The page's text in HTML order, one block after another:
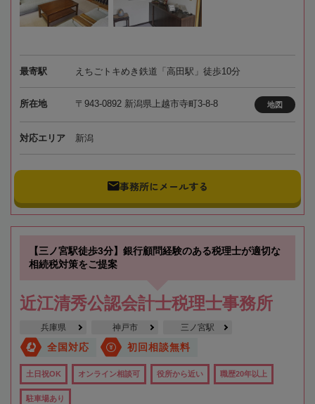
最寄駅 えちごトキめき鉄道「高田駅」徒歩10分
所在地 〒943-0892 新潟県上越市寺町3-8-8 地図
対応エリア 新潟
事務所にメールする
【三ノ宮駅徒歩3分】銀行顧問経験のある税理士が適切な
相続税対策をご提案
近江清秀公認会計士税理士事務所
兵庫県 神戸市 三ノ宮駅
全国対応 初回相談無料
土日祝OK オンライン相談可 役所から近い 職歴20年以上
駐車場あり